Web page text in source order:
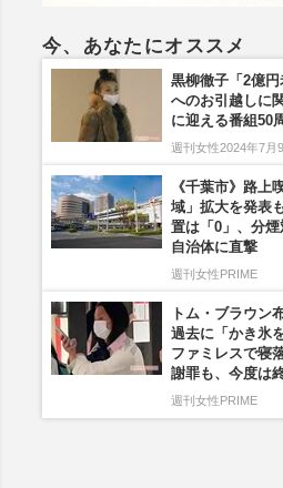
今、あなたにオススメ
黒柳徹子「2億円
へのお引越しに
に迎える番組50
週刊女性2024年7月
《千葉市》路上
域」拡大を発表
置は「0」、分
自治体に直撃
週刊女性PRIME
トム・ブラウン
過去に「かき氷
ファミレスで寝
謝罪も、今度は
週刊女性PRIME